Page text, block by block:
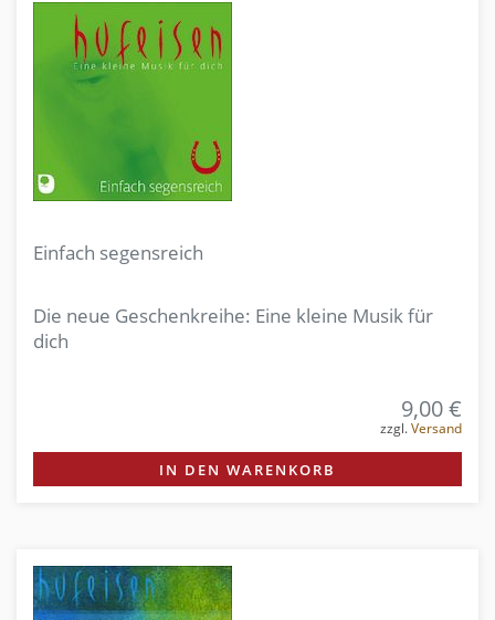
Einfach segensreich
Die neue Geschenkreihe: Eine kleine Musik für
dich
9,00 €
zzgl.Versand
IN DEN WARENKORB